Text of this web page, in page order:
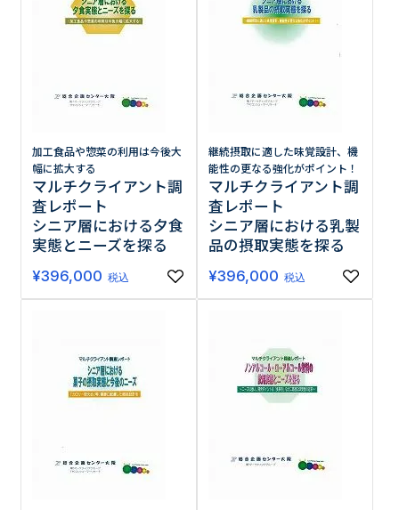
加工食品や惣菜の利用は今後大
幅に拡大する
マルチクライアント調
査レポート
シニア層における夕食
実態とニーズを探る
¥396,000 税込
継続摂取に適した味覚設計、機
能性の更なる強化がポイント！
マルチクライアント調
査レポート
シニア層における乳製
品の摂取実態を探る
¥396,000 税込